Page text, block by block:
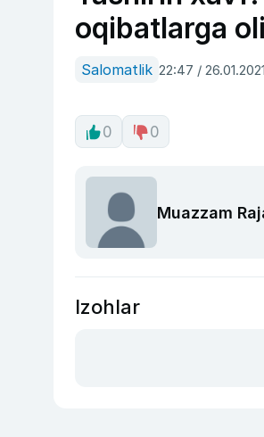
oqibatlarga
Salomatlik 22:47 / 26.01.2021
0 0
Muazzam
Izohlar